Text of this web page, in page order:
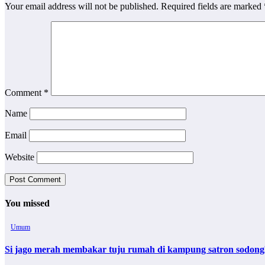
Your email address will not be published. Required fields are marked
Comment *
Name
Email
Website
You missed
Umum
Si jago merah membakar tuju rumah di kampung satron